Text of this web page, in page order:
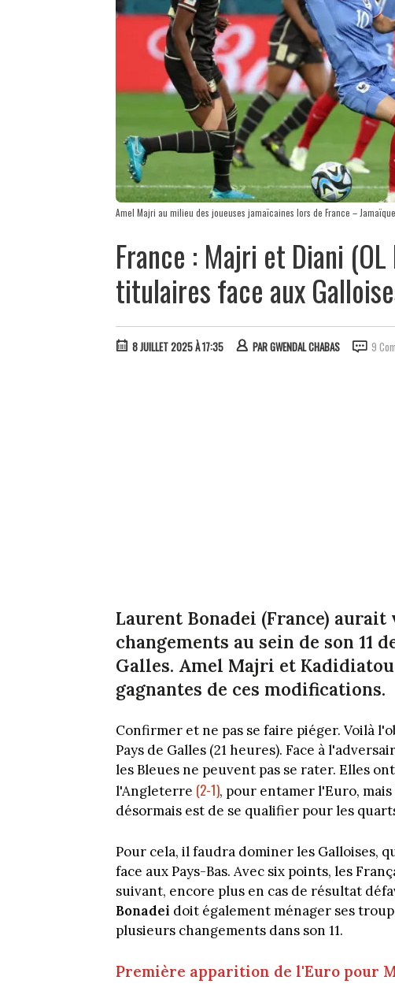
Amel Majri au milieu des joueuses jamaïcaines lors de France – Jamaïque
France : Majri et Diani
titulaires face aux
8 JUILLET 2025 À 17:35 PARGWENDAL CHABAS 9
Laurent Bonadei (France)
changements au sein de son 11
Galles. Amel Majri et
gagnantes de ces modifications.
Confirmer et ne pas se faire piéger. Voilà
Pays de Galles (21 heures). Face à
les Bleues ne peuvent pas se rater. Elles
l'Angleterre (2-1), pour entamer l'Euro,
désormais est de se qualifier pour les
Pour cela, il faudra dominer les Galloises,
face aux Pays-Bas. Avec six points, les
suivant, encore plus en cas de résultat
Bonadei doit également ménager ses
plusieurs changements dans son 11.
Première apparition de l'Euro pour